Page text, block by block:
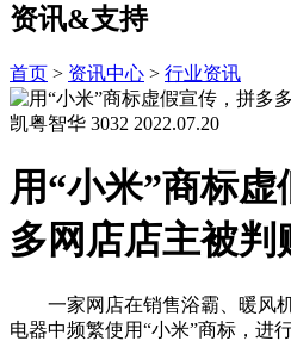
资讯&支持
首页 > 资讯中心 > 行业资讯
凯粤智华 3032 2022.07.20
用“小米”商标
多网店店主被判
一家网店在销售浴霸、暖风机
电器中频繁使用“小米”商标，进